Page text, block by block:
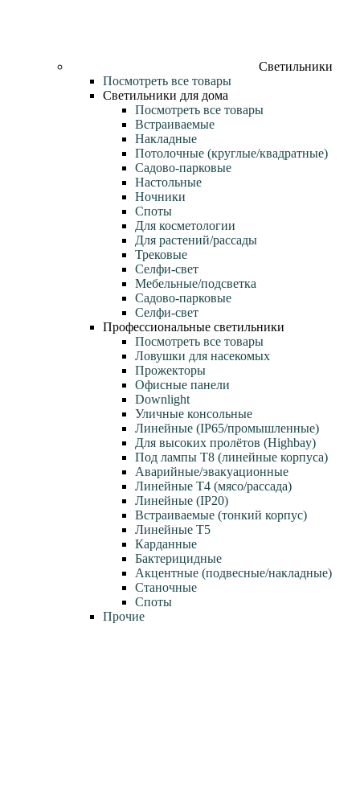
Светильники
Посмотреть все товары
Светильники для дома
Посмотреть все товары
Встраиваемые
Накладные
Потолочные (круглые/квадратные)
Садово‑парковые
Настольные
Ночники
Споты
Для косметологии
Для растений/рассады
Трековые
Селфи‑свет
Мебельные/подсветка
Садово-парковые
Селфи-свет
Профессиональные светильники
Посмотреть все товары
Ловушки для насекомых
Прожекторы
Офисные панели
Downlight
Уличные консольные
Линейные (IP65/промышленные)
Для высоких пролётов (Highbay)
Под лампы T8 (линейные корпуса)
Аварийные/эвакуационные
Линейные T4 (мясо/рассада)
Линейные (IP20)
Встраиваемые (тонкий корпус)
Линейные T5
Карданные
Бактерицидные
Акцентные (подвесные/накладные)
Станочные
Споты
Прочие